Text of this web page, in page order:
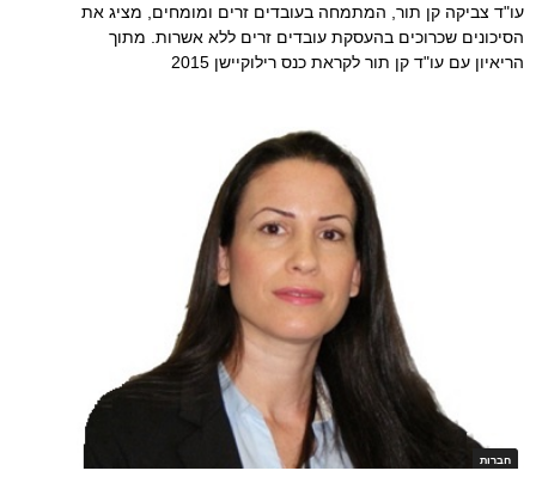
עו"ד צביקה קן תור, המתמחה בעובדים זרים ומומחים, מציג את
הסיכונים שכרוכים בהעסקת עובדים זרים ללא אשרות. מתוך
הריאיון עם עו"ד קן תור לקראת כנס רילוקיישן 2015
חברות